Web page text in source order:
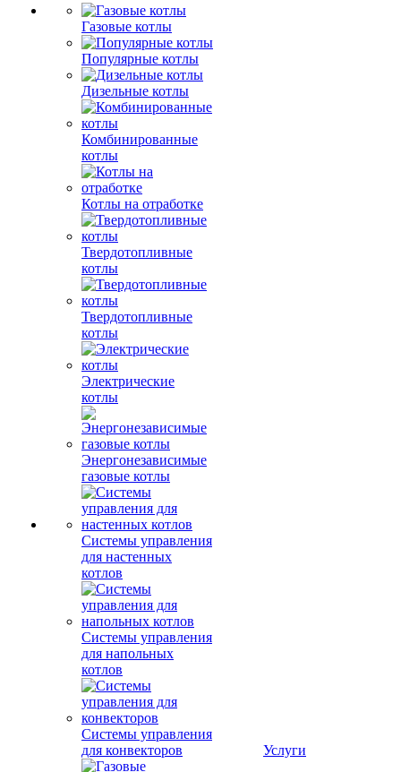
Газовые котлы
Популярные котлы
Дизельные котлы
Комбинированные
котлы
Котлы на отработке
Твердотопливные
котлы
Твердотопливные
котлы
Электрические
котлы
Энергонезависимые
газовые котлы
Системы управления
для настенных
котлов
Системы управления
для напольных
котлов
Системы управления
для конвекторов
Услуги